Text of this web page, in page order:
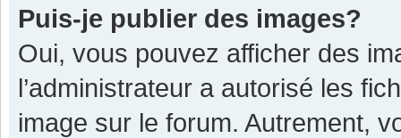
Puis-je publier des images?
Oui, vous pouvez afficher des
l’administrateur a autorisé les
image sur le forum. Autrement,